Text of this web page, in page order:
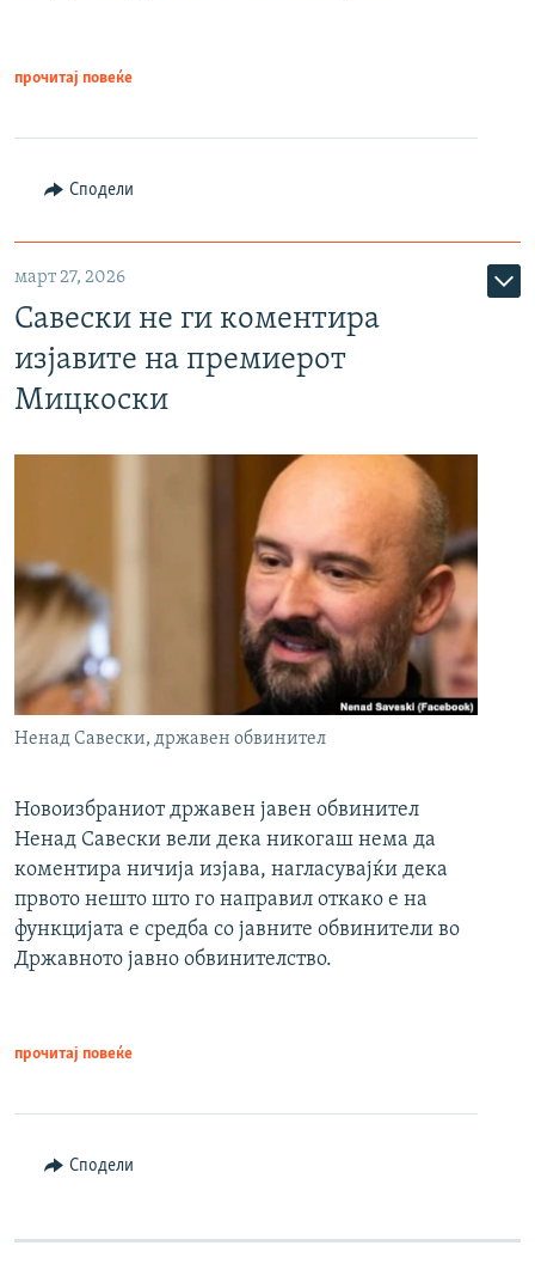
прочитај повеќе
Сподели
март 27, 2026
Савески не ги коментира
изјавите на премиерот
Мицкоски
Ненад Савески, државен обвинител
Новоизбраниот државен јавен обвинител
Ненад Савески вели дека никогаш нема да
коментира ничија изјава, нагласувајќи дека
првото нешто што го направил откако е на
функцијата е средба со јавните обвинители во
Државното јавно обвинителство.
прочитај повеќе
Сподели